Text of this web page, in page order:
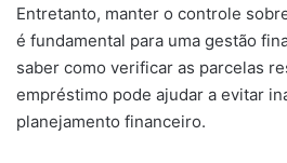
Entretanto, manter o controle
é fundamental para uma gestão
saber como verificar as parcelas
empréstimo pode ajudar a evitar
planejamento financeiro.